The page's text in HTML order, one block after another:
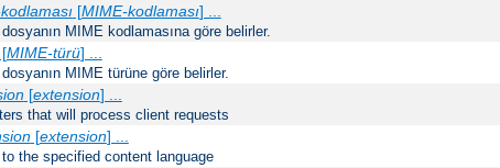
[MIME-kodlaması] ...
MIME kodlamasına göre belirler.
MIME-türü] ...
MIME türüne göre belirler.
[extension] ...
that will process client requests
[extension] ...
the specified content language